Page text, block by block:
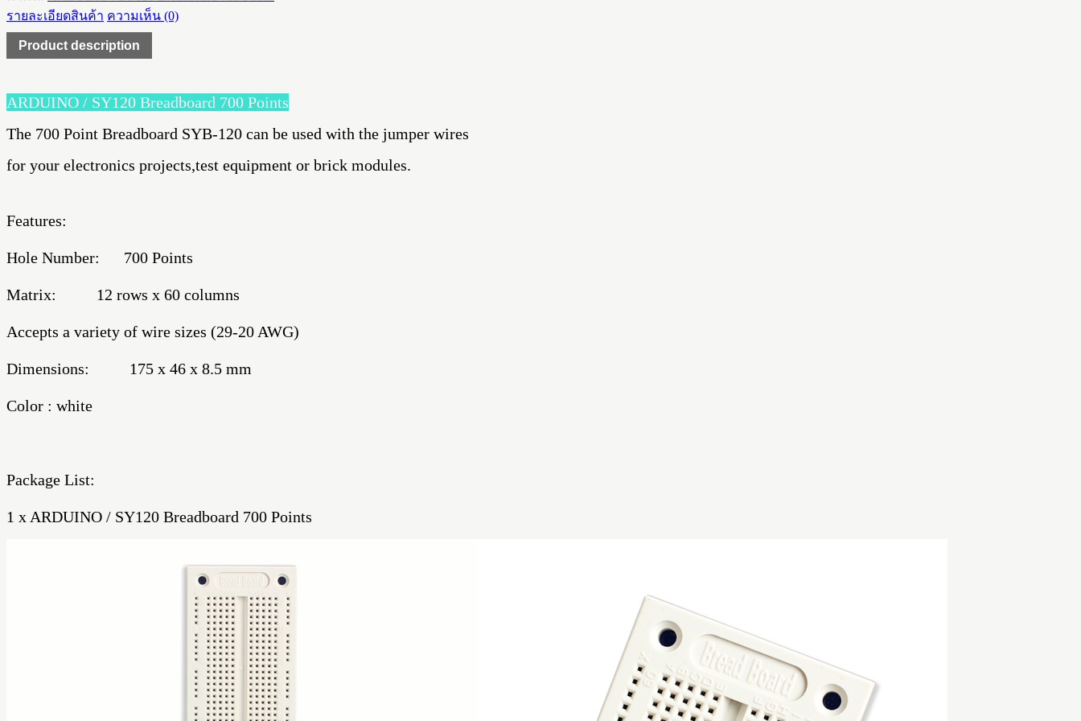
รายละเอียดสินค้า ความเห็น (0)
Product description
ARDUINO / SY120 Breadboard 700 Points
The 700 Point Breadboard SYB-120 can be used with the jumper wires
for your electronics projects,test equipment or brick modules.
Features:
Hole Number: 700 Points
Matrix: 12 rows x 60 columns
Accepts a variety of wire sizes (29-20 AWG)
Dimensions: 175 x 46 x 8.5 mm
Color : white
Package List:
1 x ARDUINO / SY120 Breadboard 700 Points